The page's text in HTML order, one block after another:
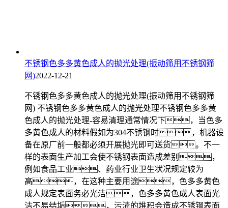
不锈钢色多多黄色成人的抛光处理(振动筛用不锈钢筛
网)2022-12-21
不锈钢色多多黄色成人的抛光处理(振动筛用不锈钢筛
网) 不锈钢色多多黄色成人的抛光处理不锈钢色多多黄
色成人的抛光处理-容易清理通常情况下，当色多
多黄色成人的材料假如为304不锈钢时，机器设
备在原厂前一般都必须开展抛光即可送货。不一
样的表面生产加工会使不锈钢表面造成差别，
例如食品工业、药业行业卫生状况规定较为
高，在这种主要用途，色多多黄色
成人规定表面务必光洁，色多多黄色成人表面光
洁不易结垢，污渍的堆积会造成不锈钢表面